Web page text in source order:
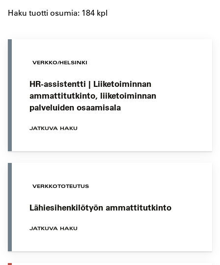
Haku tuotti osumia: 184 kpl
VERKKO/HELSINKI
HR-assistentti | Liiketoiminnan
ammattitutkinto, liiketoiminnan
palveluiden osaamisala
JATKUVA HAKU
VERKKOTOTEUTUS
Lähiesihenkilötyön ammattitutkinto
JATKUVA HAKU